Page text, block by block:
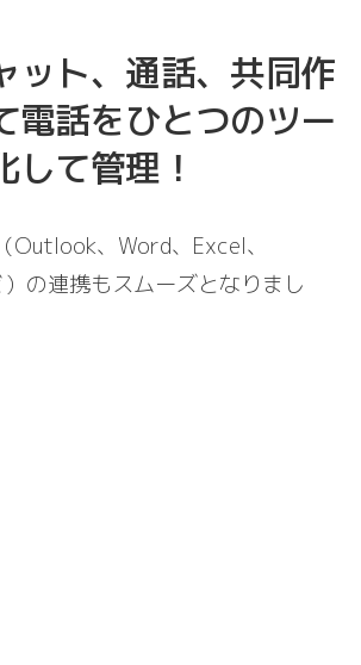
ット、通話、共同作
電話をひとつのツー
して管理！
、Word、Excel、
の連携もスムーズとなりまし